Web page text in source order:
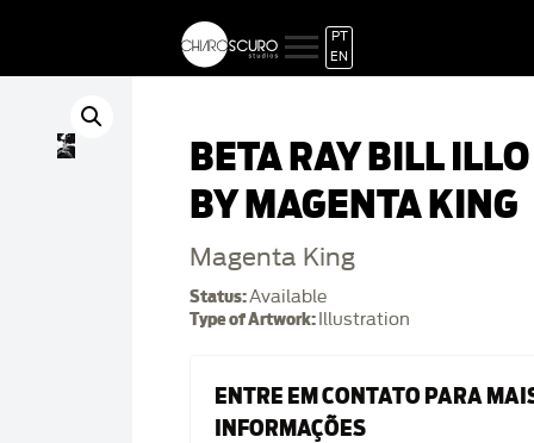
PT
EN
BETA RAY BILL ILLO
BY MAGENTA KING
Magenta King
Status:Available
Type of Artwork: Illustration
ENTRE EM CONTATO PARA
INFORMAÇÕES